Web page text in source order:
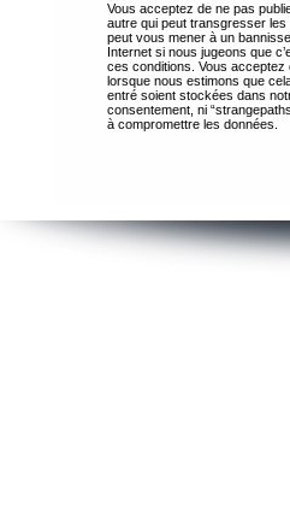
Vous acceptez de ne pas
autre qui peut transgresser les
peut vous mener à un
Internet si nous jugeons que
ces conditions. Vous acceptez
lorsque nous estimons que
entré soient stockées dans
consentement, ni
à compromettre les données.